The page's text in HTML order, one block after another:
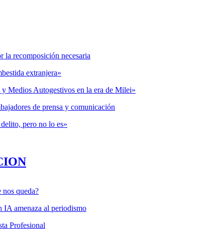
la recomposición necesaria
extranjera»
Medios Autogestivos en la era de Milei»
de prensa y comunicación
pero no lo es»
nos queda?
IA amenaza al periodismo
Profesional